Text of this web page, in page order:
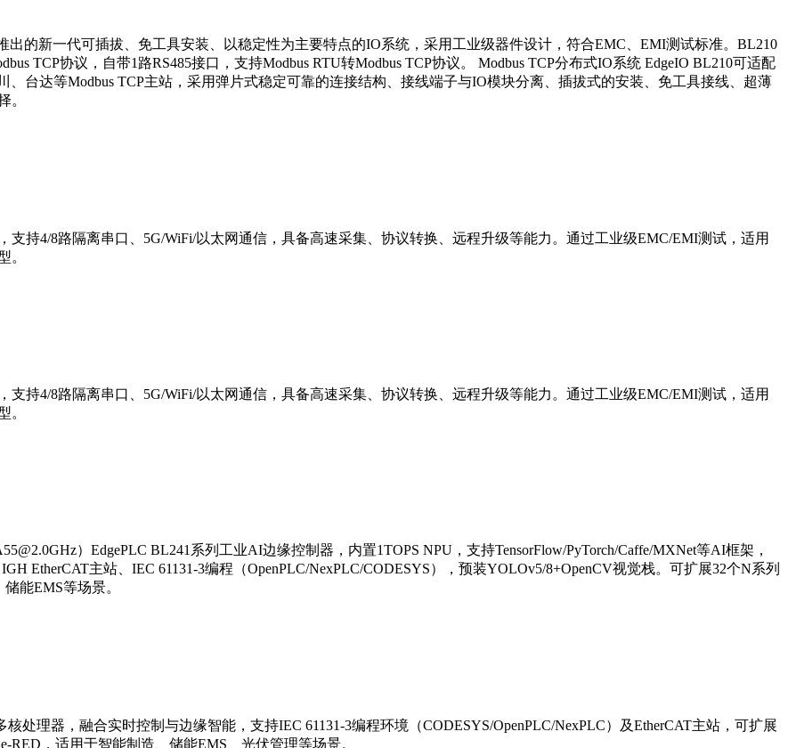
出的新一代可插拔、免工具安装、以稳定性为主要特点的IO系统，采用工业级器件设计，符合EMC、EMI测试标准。BL210
TCP协议，自带1路RS485接口，支持Modbus RTU转Modbus TCP协议。 Modbus TCP分布式IO系统 EdgeIO BL210可适配
、台达等Modbus TCP主站，采用弹片式稳定可靠的连接结构、接线端子与IO模块分离、插拔式的安装、免工具接线、超薄
。
持4/8路隔离串口、5G/WiFi/以太网通信，具备高速采集、协议转换、远程升级等能力。通过工业级EMC/EMI测试，适用
。
持4/8路隔离串口、5G/WiFi/以太网通信，具备高速采集、协议转换、远程升级等能力。通过工业级EMC/EMI测试，适用
。
）EdgePLC BL241系列工业AI边缘控制器，内置1TOPS NPU，支持TensorFlow/PyTorch/Caffe/MXNet等AI框架，
EtherCAT主站、IEC 61131-3编程（OpenPLC/NexPLC/CODESYS），预装YOLOv5/8+OpenCV视觉栈。可扩展32个N系列
能EMS等场景。
处理器，融合实时控制与边缘智能，支持IEC 61131-3编程环境（CODESYS/OpenPLC/NexPLC）及EtherCAT主站，可扩展
RED，适用于智能制造、储能EMS、光伏管理等场景。